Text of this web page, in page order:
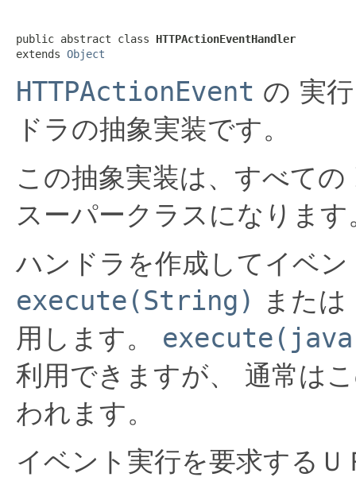
public abstract class HTTPActionEventHandler
extends Object
HTTPActionEvent の 実
ドラの抽象実装です。
この抽象実装は、すべて
スーパークラスになります
ハンドラを作成してイベ
execute(String) または
用します。
利用できますが、 通常は
われます。
イベント実行を要求するＵ